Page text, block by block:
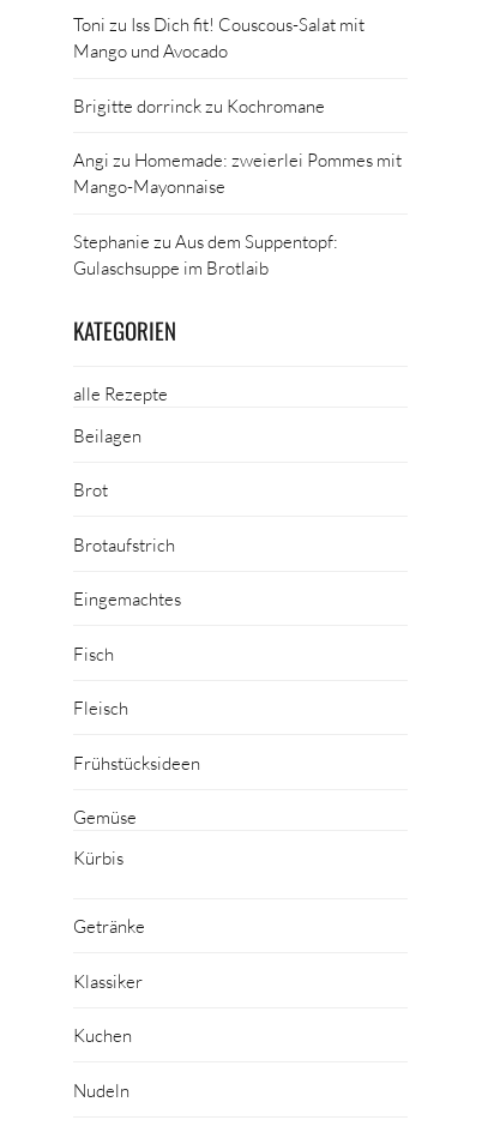
Toni zu Iss Dich fit! Couscous-Salat mit
Mango und Avocado
Brigitte dorrinckzu Kochromane
Angi zu Homemade: zweierlei Pommes mit
Mango-Mayonnaise
Stephanie zuAus dem Suppentopf:
Gulaschsuppe im Brotlaib
KATEGORIEN
alle Rezepte
Beilagen
Brot
Brotaufstrich
Eingemachtes
Fisch
Fleisch
Frühstücksideen
Gemüse
Kürbis
Getränke
Klassiker
Kuchen
Nudeln